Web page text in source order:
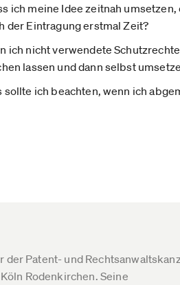
ich meine Idee zeitnah umsetzen,
der Eintragung erstmal Zeit?
ich nicht verwendete
lassen und dann selbst
sollte ich beachten, wenn ich
Patent- und
Rodenkirchen. Seine